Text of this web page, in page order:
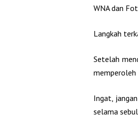
WNA dan
Langkah
Setelah
memperoleh
Ingat,
selama